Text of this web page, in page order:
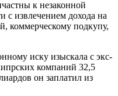
к незаконной
с извлечением дохода на
коммерческому подкупу,
иску изыскала с экс-
компаний 32,5
он заплатил из